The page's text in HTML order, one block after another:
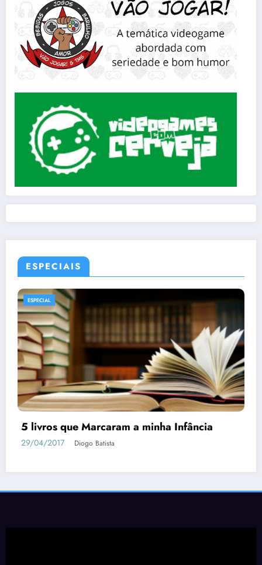
ESPECIAIS
ESPECIAL
5 livros que Marcaram a minha Infância
29/04/2017 Diogo Batista